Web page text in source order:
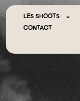
LES SHOOTS
CONTACT